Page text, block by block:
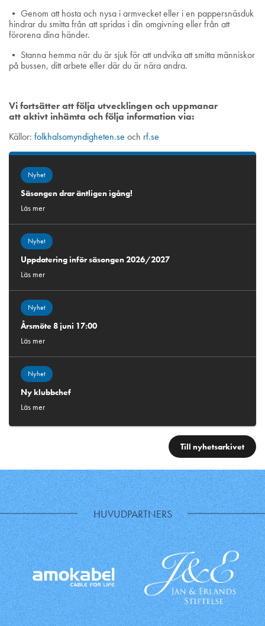
• Genom att hosta och nysa i armvecket eller i en pappersnäsduk
hindrar du smitta från att spridas i din omgivning eller från att
förorena dina händer.
• Stanna hemma när du är sjuk för att undvika att smitta människor
på bussen, ditt arbete eller där du är nära andra.
Vi fortsätter att följa utvecklingen och uppmanar
att aktivt inhämta och följa information via:
Källor: folkhalsomyndigheten.se och rf.se
Nyhet
Säsongen drar äntligen igång!
Läs mer
Nyhet
Uppdatering inför säsongen 2026/2027
Läs mer
Nyhet
Årsmöte 8 juni 17:00
Läs mer
Nyhet
Ny klubbchef
Läs mer
Till nyhetsarkivet
HUVUDPARTNERS